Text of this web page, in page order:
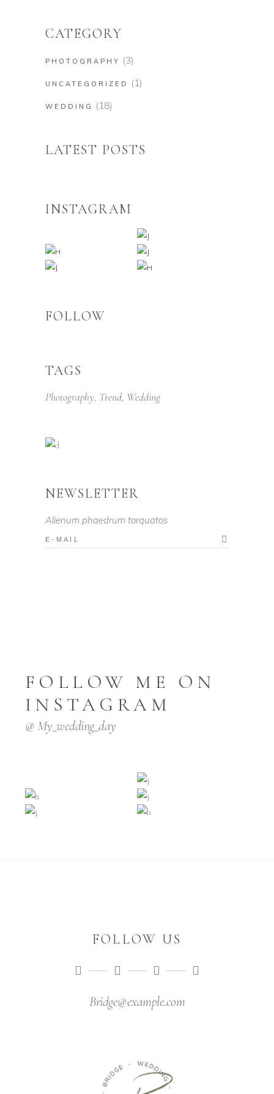
CATEGORY
PHOTOGRAPHY (3)
UNCATEGORIZED (1)
WEDDING (18)
LATEST POSTS
INSTAGRAM
FOLLOW
TAGS
Photography Trend Wedding
NEWSLETTER
Alienum phaedrum torquatos
FOLLOW ME ON
INSTAGRAM
@ My_wedding_day
FOLLOW US
Bridge@example.com